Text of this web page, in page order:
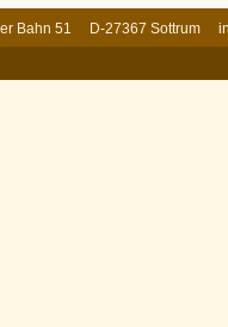
Bahn 51 D-27367 Sottrum